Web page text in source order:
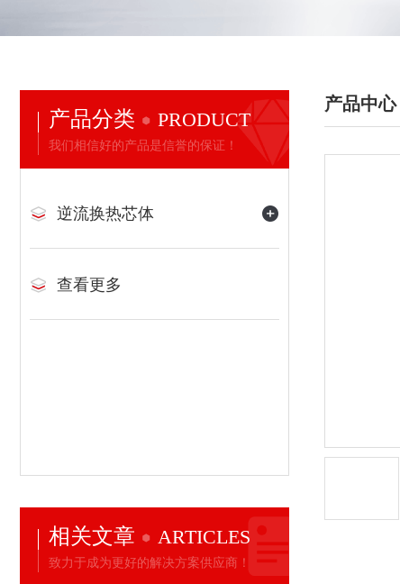
产品分类 PRODUCT
我们相信好的产品是信誉的保证！
逆流换热芯体
查看更多
相关文章 ARTICLES
致力于成为更好的解决方案供应商！
产品中心